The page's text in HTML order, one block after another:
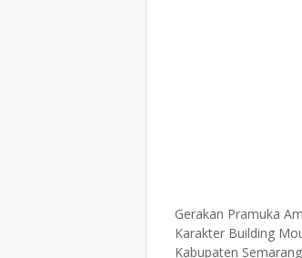
Gerakan Pramuka
Karakter Building
Kabupaten